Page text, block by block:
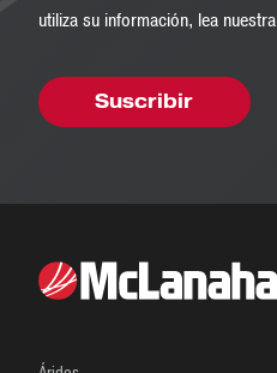
utiliza su información, lea nuestra